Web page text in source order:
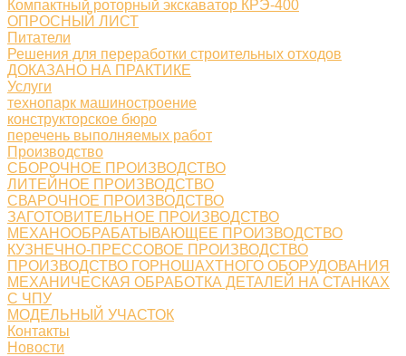
Компактный роторный экскаватор КРЭ-400
ОПРОСНЫЙ ЛИСТ
Питатели
Решения для переработки строительных отходов
ДОКАЗАНО НА ПРАКТИКЕ
Услуги
технопарк машиностроение
конструкторское бюро
перечень выполняемых работ
Производство
СБОРОЧНОЕ ПРОИЗВОДСТВО
ЛИТЕЙНОЕ ПРОИЗВОДСТВО
СВАРОЧНОЕ ПРОИЗВОДСТВО
ЗАГОТОВИТЕЛЬНОЕ ПРОИЗВОДСТВО
МЕХАНООБРАБАТЫВАЮЩЕЕ ПРОИЗВОДСТВО
КУЗНЕЧНО-ПРЕССОВОЕ ПРОИЗВОДСТВО
ПРОИЗВОДСТВО ГОРНОШАХТНОГО ОБОРУДОВАНИЯ
МЕХАНИЧЕСКАЯ ОБРАБОТКА ДЕТАЛЕЙ НА СТАНКАХ
С ЧПУ
МОДЕЛЬНЫЙ УЧАСТОК
Контакты
Новости